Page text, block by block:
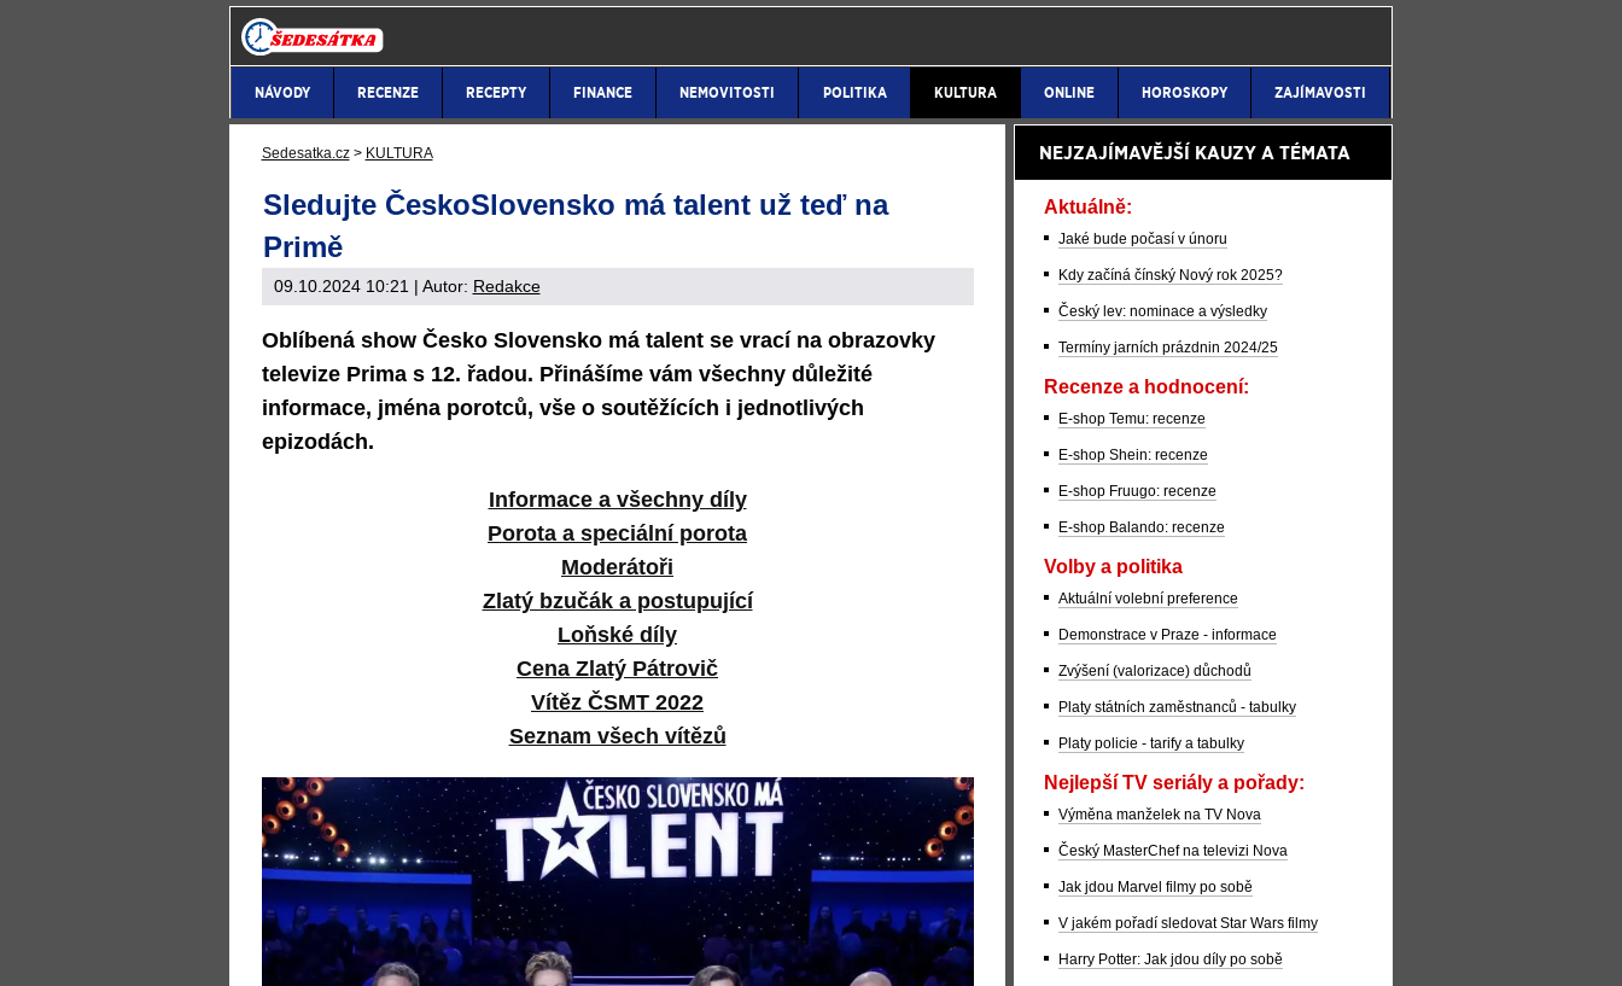
NÁVODY RECENZE RECEPTY FINANCE NEMOVITOSTI POLITIKA KULTURA ONLINE HOROSKOPY ZAJÍMAVOSTI
Sedesatka.cz > KULTURA
Sledujte ČeskoSlovensko má talent už teď na
Primě
09.10.2024 10:21 | Autor: Redakce
Oblíbená show Česko Slovensko má talent se vrací na obrazovky
televize Prima s 12. řadou. Přinášíme vám všechny důležité
informace, jména porotců, vše o soutěžících i jednotlivých
epizodách.
Informace a všechny díly
Porota a speciální porota
Moderátoři
Zlatý bzučák a postupující
Loňské díly
Cena Zlatý Pátrovič
Vítěz ČSMT 2022
Seznam všech vítězů
NEJZAJÍMAVĚJŠÍ KAUZY A TÉMATA
Aktuálně:
Jaké bude počasí v únoru
Kdy začíná čínský Nový rok 2025?
Český lev: nominace a výsledky
Termíny jarních prázdnin 2024/25
Recenze a hodnocení:
E-shop Temu: recenze
E-shop Shein: recenze
E-shop Fruugo: recenze
E-shop Balando: recenze
Volby a politika
Aktuální volební preference
Demonstrace v Praze - informace
Zvýšení (valorizace) důchodů
Platy státních zaměstnanců - tabulky
Platy policie - tarify a tabulky
Nejlepší TV seriály a pořady:
Výměna manželek na TV Nova
Český MasterChef na televizi Nova
Jak jdou Marvel filmy po sobě
V jakém pořadí sledovat Star Wars filmy
Harry Potter: Jak jdou díly po sobě